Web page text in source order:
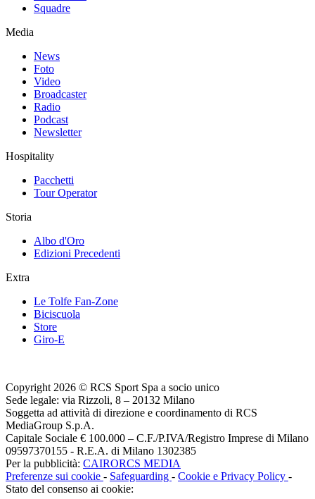
Squadre
Media
News
Foto
Video
Broadcaster
Radio
Podcast
Newsletter
Hospitality
Pacchetti
Tour Operator
Storia
Albo d'Oro
Edizioni Precedenti
Extra
Le Tolfe Fan-Zone
Biciscuola
Store
Giro-E
Copyright 2026 © RCS Sport Spa a socio unico
Sede legale: via Rizzoli, 8 – 20132 Milano
Soggetta ad attività di direzione e coordinamento di RCS
MediaGroup S.p.A.
Capitale Sociale € 100.000 – C.F./P.IVA/Registro Imprese di Milano
09597370155 - R.E.A. di Milano 1302385
Per la pubblicità: CAIRORCS MEDIA
Preferenze sui cookie - Safeguarding - Cookie e Privacy Policy -
Stato del consenso ai cookie: